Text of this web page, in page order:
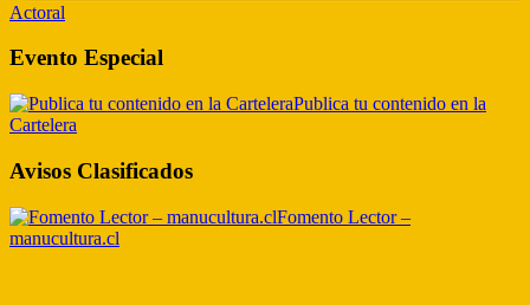
Actoral
Evento Especial
Publica tu contenido en la
Cartelera
Avisos Clasificados
Fomento Lector –
manucultura.cl